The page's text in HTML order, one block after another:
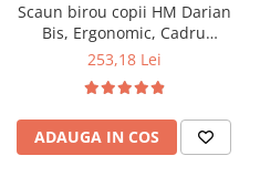
Seturi mobilier hol
Stender haine
Suport pentru umerase
Cuiere
Scaun birou copii HM Darian
Bis, Ergonomic, Cadru
Polipropilena, Stofa, Inaltime
253,18 Lei
ADAUGA IN COS